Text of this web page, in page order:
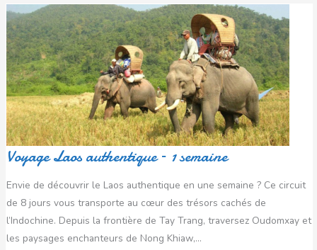
Voyage Laos authentique – 1 semaine
Envie de découvrir le Laos authentique en une semaine ? Ce circuit
de 8 jours vous transporte au cœur des trésors cachés de
l’Indochine. Depuis la frontière de Tay Trang, traversez Oudomxay et
les paysages enchanteurs de Nong Khiaw,…
Voyage
Laos
authentique
–
1
semaine